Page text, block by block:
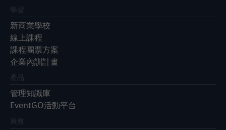
學習
新商業學校
線上課程
課程團票方案
企業內訓計畫
產品
管理知識庫
EventGO活動平台
展會